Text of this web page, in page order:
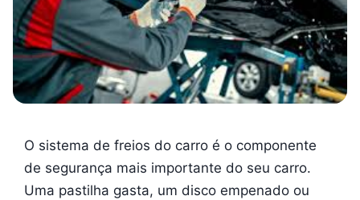
O sistema de freios do carro é o componente
de segurança mais importante do seu carro.
Uma pastilha gasta, um disco empenado ou